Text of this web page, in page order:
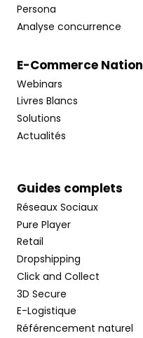
Persona
Analyse concurrence
E-Commerce Nation
Webinars
Livres Blancs
Solutions
Actualités
Guides complets
Réseaux Sociaux
Pure Player
Retail
Dropshipping
Click and Collect
3D Secure
E-Logistique
Référencement naturel